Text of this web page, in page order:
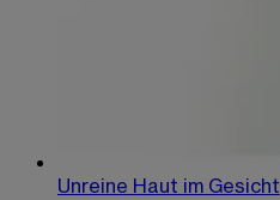
Unreine Haut im Gesicht